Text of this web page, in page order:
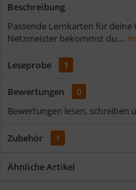
Beschreibung
Passende Lernkarten für
Netzmeister bekommst du,...
Leseprobe 1
Bewertungen
0
Bewertungen lesen, schreiben
Zubehör 1
Ähnliche Artikel